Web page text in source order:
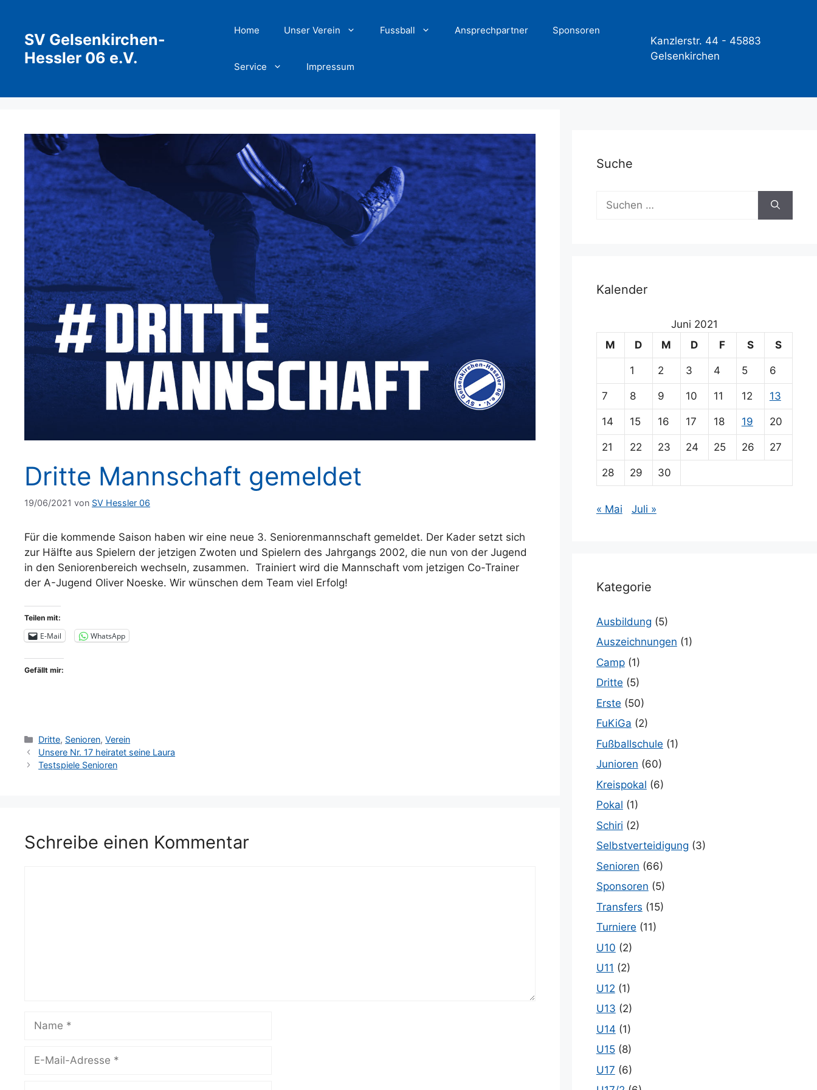
springenSV Gelsenkirchen-
Hessler 06 e.V.
Home Unser Verein Fussball Ansprechpartner Sponsoren
Service Impressum
Kanzlerstr. 44 - 45883
Gelsenkirchen
Dritte Mannschaft gemeldet
19/06/2021 von SV Hessler 06
Für die kommende Saison haben wir eine neue 3. Seniorenmannschaft gemeldet. Der Kader setzt sich
zur Hälfte aus Spielern der jetzigen Zwoten und Spielern des Jahrgangs 2002, die nun von der Jugend
in den Seniorenbereich wechseln, zusammen. Trainiert wird die Mannschaft vom jetzigen Co-Trainer
der A-Jugend Oliver Noeske. Wir wünschen dem Team viel Erfolg!
Teilen mit:
E-Mail WhatsApp
Gefällt mir:
Kategorien
Dritte, Senioren,Verein
Unsere Nr. 17 heiratet seine Laura
Testspiele Senioren
Schreibe einen Kommentar
Name
Suche
Suchen
nach:
Kalender
Juni 2021
M
D M D F S S
1 2 3 4 5 6
7 8 9 10 11 12 13
14 15 16 17 18 19 20
21 22 23 24 25 26 27
28 29 30
« Mai Juli »
Kategorie
Ausbildung (5)
Auszeichnungen (1)
Camp(1)
Dritte (5)
Erste (50)
FuKiGa (2)
Fußballschule (1)
Junioren (60)
Kreispokal (6)
Pokal (1)
Schiri (2)
Selbstverteidigung (3)
Senioren (66)
Sponsoren (5)
Transfers (15)
Turniere (11)
U10 (2)
U11 (2)
U12 (1)
U13 (2)
U14 (1)
U15(8)
U17 (6)